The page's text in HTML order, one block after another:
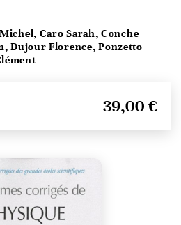
Caro Sarah, Conche
Dujour Florence, Ponzetto
39,00 €